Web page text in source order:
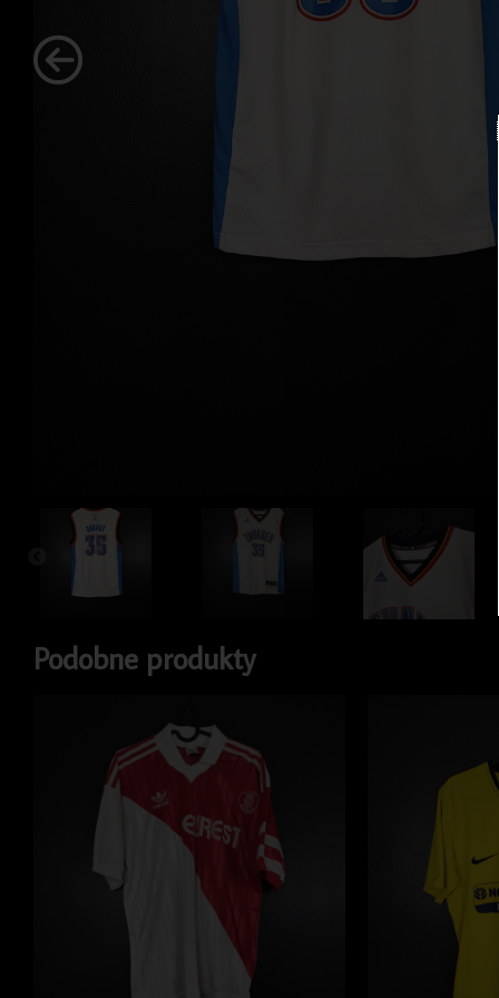
Podobne produkty